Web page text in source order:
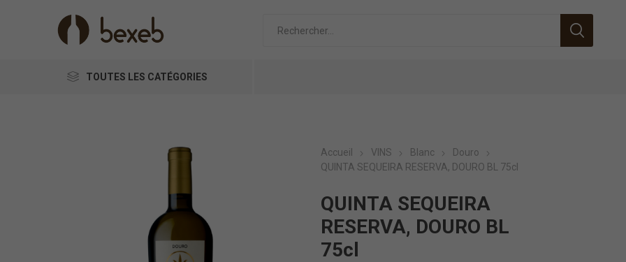
TOUTES LES CATÉGORIES
Accueil VINS Blanc
Douro
QUINTA SEQUEIRA RESERVA, DOURO BL 75cl
QUINTA SEQUEIRA
RESERVA, DOURO BL
75cl